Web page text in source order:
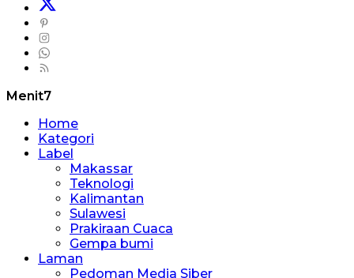
Menit7
Home
Kategori
Label
Makassar
Teknologi
Kalimantan
Sulawesi
Prakiraan Cuaca
Gempa bumi
Laman
Pedoman Media Siber